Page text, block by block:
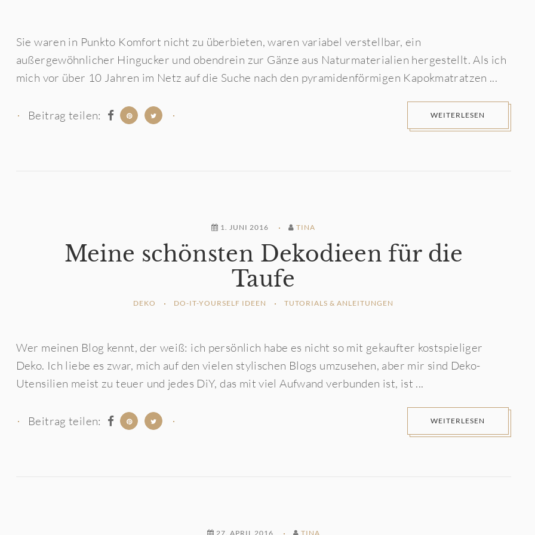
Sie waren in Punkto Komfort nicht zu überbieten, waren variabel verstellbar, ein
außergewöhnlicher Hingucker und obendrein zur Gänze aus Naturmaterialien hergestellt. Als ich
mich vor über 10 Jahren im Netz auf die Suche nach den pyramidenförmigen Kapokmatratzen ...
Beitrag teilen: WEITERLESEN
1. JUNI 2016 TINA
Meine schönsten Dekodieen für die
Taufe
DEKO DO-IT-YOURSELF IDEEN TUTORIALS & ANLEITUNGEN
Wer meinen Blog kennt, der weiß: ich persönlich habe es nicht so mit gekaufter kostspieliger
Deko. Ich liebe es zwar, mich auf den vielen stylischen Blogs umzusehen, aber mir sind Deko-
Utensilien meist zu teuer und jedes DiY, das mit viel Aufwand verbunden ist, ist ...
Beitrag teilen: WEITERLESEN
27. APRIL 2016 TINA